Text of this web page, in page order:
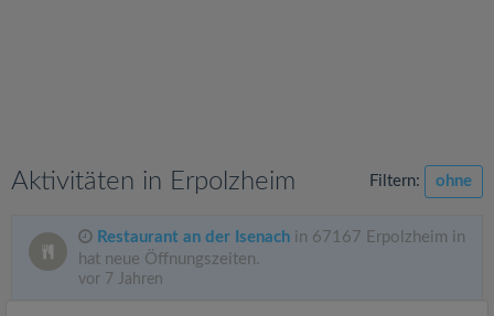
Aktivitäten in Erpolzheim Filtern: ohne
Restaurant an der Isenach in 67167 Erpolzheim in
hat neue Öffnungszeiten.
vor 7 Jahren